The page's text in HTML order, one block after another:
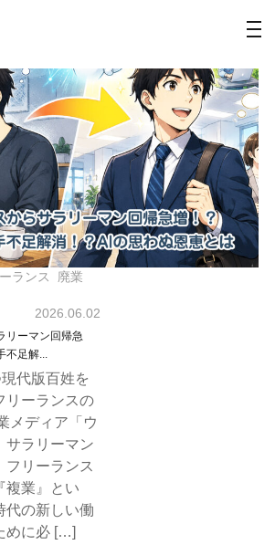
ランス
廃業
2026.06.02
リーマン回帰急
足解...
代版百姓を
リーランスの
メディア「ウ
サラリーマン
フリーランス
複業』とい
代の新しい働
めに必 […]